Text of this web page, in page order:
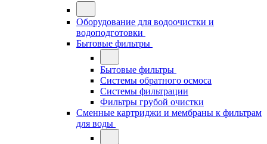
Оборудование для водоочистки и
водоподготовки
Бытовые фильтры
Бытовые фильтры
Системы обратного осмоса
Системы фильтрации
Фильтры грубой очистки
Сменные картриджи и мембраны к фильтрам
для воды